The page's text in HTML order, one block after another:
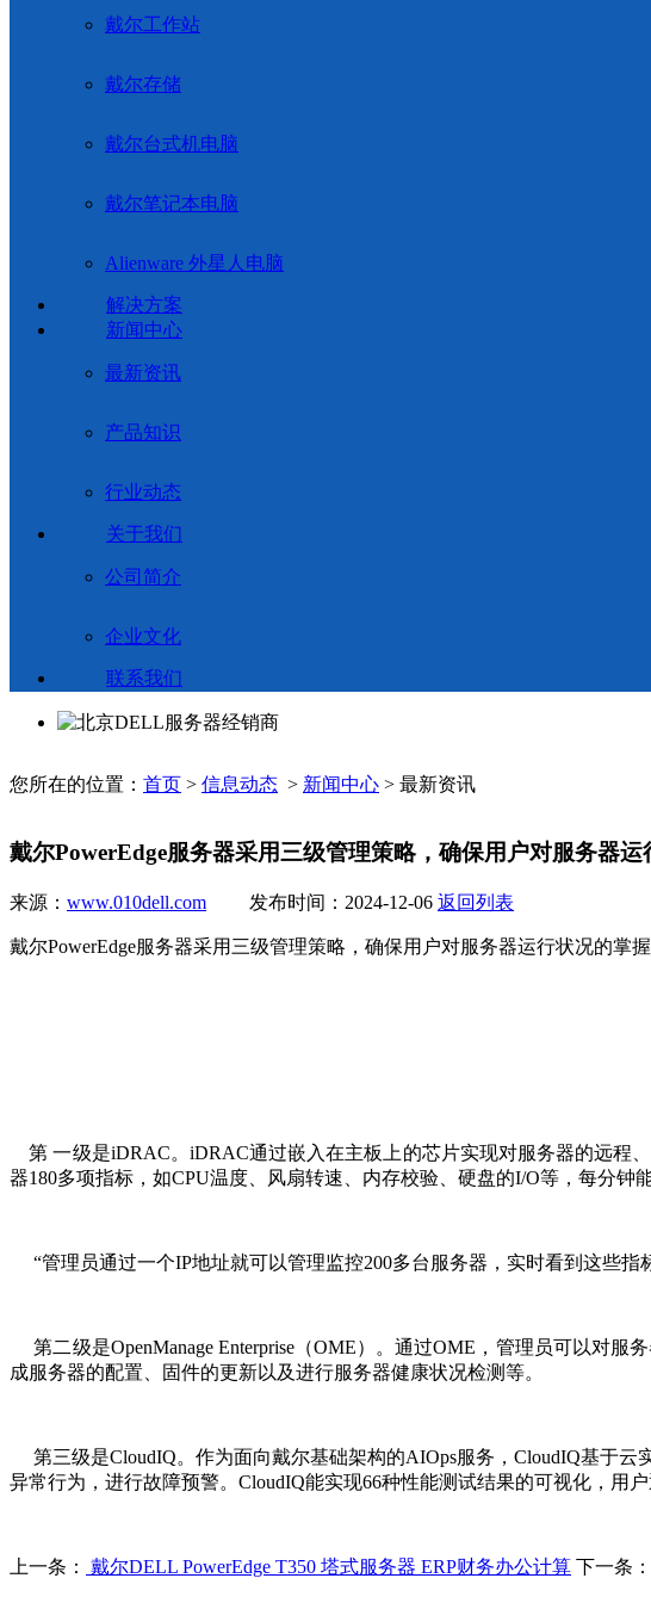
戴尔工作站
戴尔存储
戴尔台式机电脑
戴尔笔记本电脑
Alienware 外星人电脑
解决方案
新闻中心
最新资讯
产品知识
行业动态
关于我们
公司简介
企业文化
联系我们
您所在的位置： 首页 > 信息动态 > 新闻中心 > 最新资讯
戴尔PowerEdge服务器采用三级管理策略，确保用户对服务器运
来源： www.010dell.com 发布时间：2024-12-06 返回列表
戴尔PowerEdge服务器采用三级管理策略，确保用户对服务器运行状况的掌
第 一级是iDRAC。iDRAC通过嵌入在主板上的芯片实现对服务器的远程
器180多项指标，如CPU温度、风扇转速、内存校验、硬盘的I/O等，每分钟
“管理员通过一个IP地址就可以管理监控200多台服务器，实时看到这些
第二级是OpenManage Enterprise（OME）。通过OME，管理员可以对
成服务器的配置、固件的更新以及进行服务器健康状况检测等。
第三级是CloudIQ。作为面向戴尔基础架构的AIOps服务，CloudIQ基于
异常行为，进行故障预警。CloudIQ能实现66种性能测试结果的可视化，用
上一条： 戴尔DELL PowerEdge T350 塔式服务器 ERP财务办公计算 下一条：